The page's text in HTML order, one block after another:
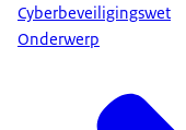
Cyberbeveiligingswet
Onderwerp